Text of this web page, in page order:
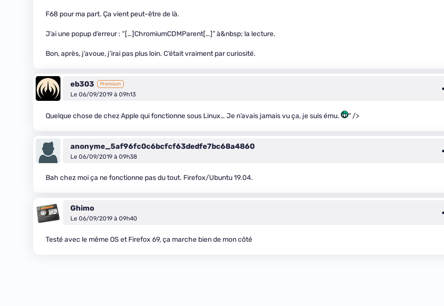
F68 pour ma part. Ça vient peut-être de là.
J’ai une popup d’erreur : “[…]ChromiumCDMParent[…]” à&nbsp; la lecture.
Bon, après, j’avoue, j’irai pas plus loin. C’était vraiment par curiosité.
eb303 Premium
Le 06/09/2019 à 09h13
Quelque chose de chez Apple qui fonctionne sous Linux… Je n’avais jamais vu ça, je suis ému. " />
anonyme_5af96fc0c6bcfcf63dedfe7bc68a4860
Le 06/09/2019 à 09h38
Bah chez moi ça ne fonctionne pas du tout. Firefox/Ubuntu 19.04.
Ghimo
Le 06/09/2019 à 09h40
Testé avec le même OS et Firefox 69, ça marche bien de mon côté